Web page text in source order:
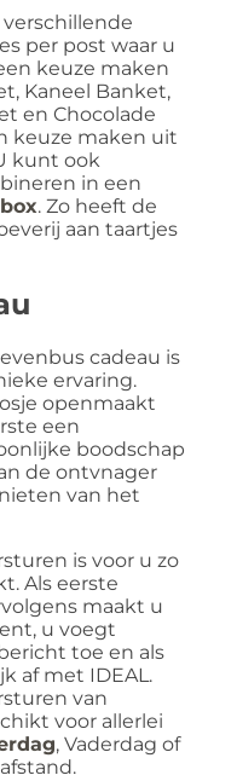
per post waar u
keuze maken
Kaneel Banket,
en Chocolade
keuze maken uit
kunt ook
in een
. Zo heeft de
aan taartjes
cadeau is
ervaring.
openmaakt
een
boodschap
de ontvnager
van het
is voor u zo
Als eerste
maakt u
u voegt
toe en als
af met IDEAL.
van
voor allerlei
, Vaderdag of